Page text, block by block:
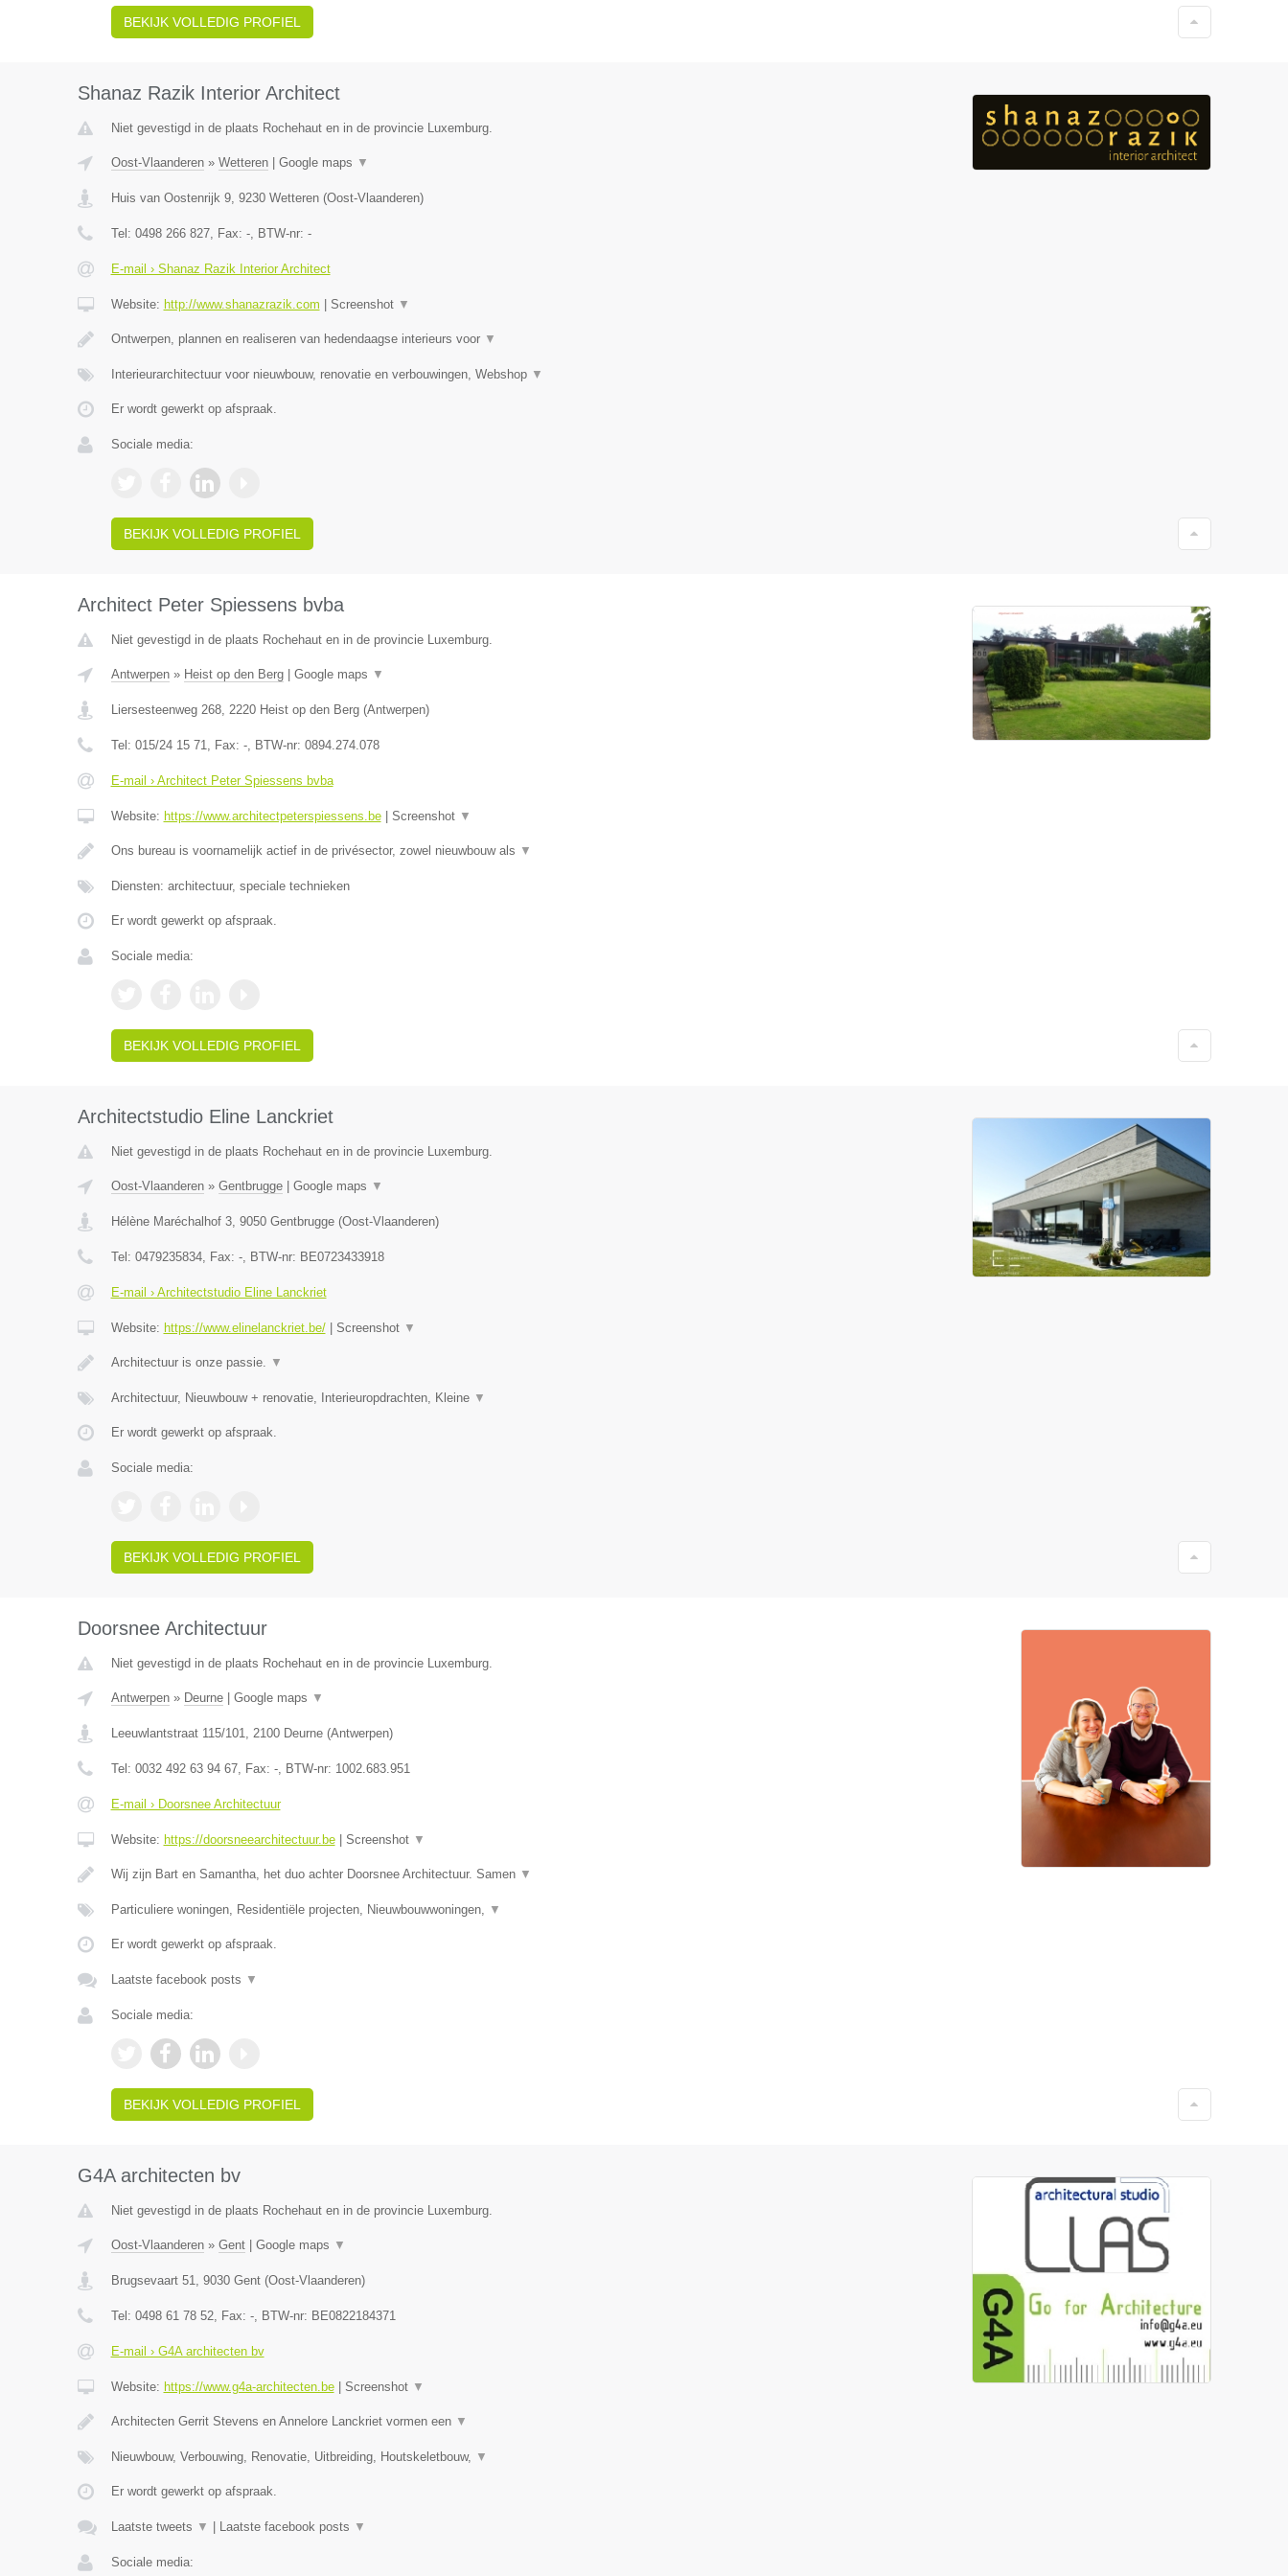
BEKIJK VOLLEDIG PROFIEL
Shanaz Razik Interior Architect
Niet gevestigd in de plaats Rochehaut en in de provincie Luxemburg.
Oost-Vlaanderen» Wetteren| Google maps ▼
Huis van Oostenrijk 9, 9230 Wetteren(Oost-Vlaanderen)
Tel: 0498 266 827, Fax: -, BTW-nr: -
E-mail › Shanaz Razik Interior Architect
Website: http://www.shanazrazik.com Screenshot ▼
Ontwerpen, plannen en realiseren van hedendaagse interieurs voor ▼
Interieurarchitectuur voor nieuwbouw, renovatie en verbouwingen, Webshop ▼
Er wordt gewerkt op afspraak.
Sociale media:
BEKIJK VOLLEDIG PROFIEL
Architect Peter Spiessens bvba
Niet gevestigd in de plaats Rochehaut en in de provincie Luxemburg.
Antwerpen» Heist op den Berg| Google maps ▼
Liersesteenweg 268, 2220 Heist op den Berg(Antwerpen)
Tel: 015/24 15 71, Fax: -, BTW-nr: 0894.274.078
E-mail › Architect Peter Spiessens bvba
Website: https://www.architectpeterspiessens.be| Screenshot ▼
Ons bureau is voornamelijk actief in de privésector, zowel nieuwbouw als ▼
Diensten: architectuur, speciale technieken
Er wordt gewerkt op afspraak.
Sociale media:
BEKIJK VOLLEDIG PROFIEL
Architectstudio Eline Lanckriet
Niet gevestigd in de plaats Rochehaut en in de provincie Luxemburg.
Oost-Vlaanderen» Gentbrugge| Google maps ▼
Hélène Maréchalhof 3, 9050 Gentbrugge(Oost-Vlaanderen)
Tel: 0479235834, Fax: -, BTW-nr: BE0723433918
E-mail › Architectstudio Eline Lanckriet
Website: https://www.elinelanckriet.be/| Screenshot ▼
Architectuur is onze passie. ▼
Architectuur, Nieuwbouw + renovatie, Interieuropdrachten, Kleine ▼
Er wordt gewerkt op afspraak.
Sociale media:
BEKIJK VOLLEDIG PROFIEL
Doorsnee Architectuur
Niet gevestigd in de plaats Rochehaut en in de provincie Luxemburg.
Antwerpen» Deurne| Google maps ▼
Leeuwlantstraat 115/101, 2100 Deurne(Antwerpen)
Tel: 0032 492 63 94 67, Fax: -, BTW-nr: 1002.683.951
E-mail › Doorsnee Architectuur
Website: https://doorsneearchitectuur.be| Screenshot ▼
Wij zijn Bart en Samantha, het duo achter Doorsnee Architectuur. Samen ▼
Particuliere woningen, Residentiële projecten, Nieuwbouwwoningen, ▼
Er wordt gewerkt op afspraak.
Laatste facebook posts ▼
Sociale media:
BEKIJK VOLLEDIG PROFIEL
G4A architecten bv
Niet gevestigd in de plaats Rochehaut en in de provincie Luxemburg.
Oost-Vlaanderen» Gent| Google maps ▼
Brugsevaart 51, 9030 Gent(Oost-Vlaanderen)
Tel: 0498 61 78 52, Fax: -, BTW-nr: BE0822184371
E-mail › G4A architecten bv
Website: https://www.g4a-architecten.be| Screenshot ▼
Architecten Gerrit Stevens en Annelore Lanckriet vormen een ▼
Nieuwbouw, Verbouwing, Renovatie, Uitbreiding, Houtskeletbouw, ▼
Er wordt gewerkt op afspraak.
Laatste tweets ▼ Laatste facebook posts ▼
Sociale media: